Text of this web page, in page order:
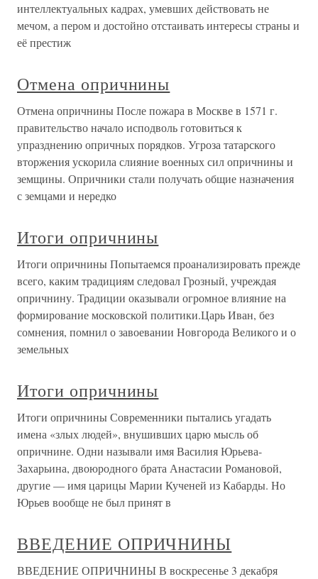
интеллектуальных кадрах, умевших действовать не
мечом, а пером и достойно отстаивать интересы страны и
её престиж
Отмена опричнины
Отмена опричнины После пожара в Москве в 1571 г.
правительство начало исподволь готовиться к
упразднению опричных порядков. Угроза татарского
вторжения ускорила слияние военных сил опричнины и
земщины. Опричники стали получать общие назначения
с земцами и нередко
Итоги опричнины
Итоги опричнины Попытаемся проанализировать прежде
всего, каким традициям следовал Грозный, учреждая
опричнину. Традиции оказывали огромное влияние на
формирование московской политики.Царь Иван, без
сомнения, помнил о завоевании Новгорода Великого и о
земельных
Итоги опричнины
Итоги опричнины Современники пытались угадать
имена «злых людей», внушивших царю мысль об
опричнине. Одни называли имя Василия Юрьева-
Захарьина, двоюродного брата Анастасии Романовой,
другие — имя царицы Марии Кученей из Кабарды. Но
Юрьев вообще не был принят в
ВВЕДЕНИЕ ОПРИЧНИНЫ
ВВЕДЕНИЕ ОПРИЧНИНЫ В воскресенье 3 декабря